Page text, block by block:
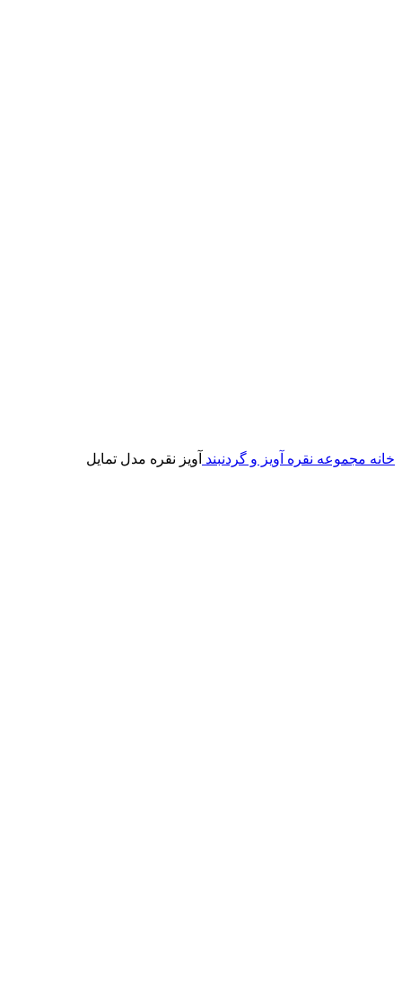
خانه مجموعه نقره آویز و گردنبند آویز نقره مدل تمایل